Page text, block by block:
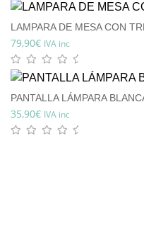
LAMPARA DE MESA CON
79,90€ IVA inc
PANTALLA LÁMPARA
35,90€ IVA inc